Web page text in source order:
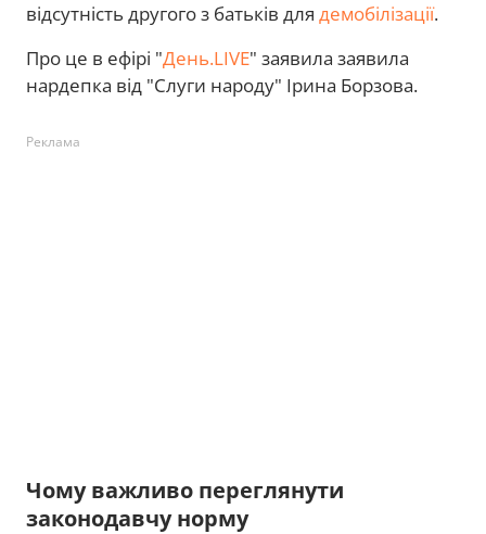
відсутність другого з батьків для демобілізації.
Про це в ефірі "День.LIVE" заявила заявила
нардепка від "Слуги народу" Ірина Борзова.
Реклама
Чому важливо переглянути
законодавчу норму